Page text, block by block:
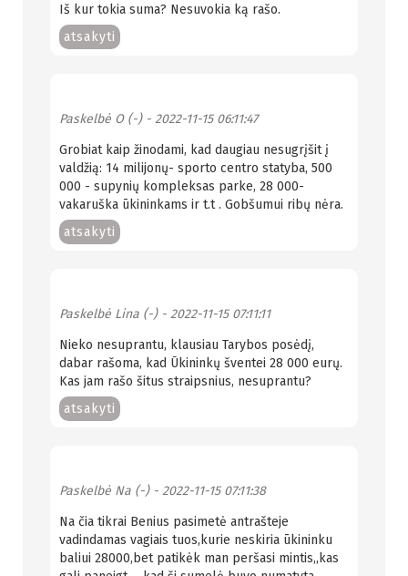
Iš kur tokia suma? Nesuvokia ką rašo.
atsakyti
Paskelbė O (-)- 2022-11-15 06:11:47
Grobiat kaip žinodami, kad daugiau nesugrįšit į
valdžią: 14 milijonų- sporto centro statyba, 500
000 - supynių kompleksas parke, 28 000-
vakaruška ūkininkams ir t.t . Gobšumui ribų nėra.
atsakyti
Paskelbė Lina (-)- 2022-11-15 07:11:11
Nieko nesuprantu, klausiau Tarybos posėdį,
dabar rašoma, kad Ūkininkų šventei 28 000 eurų.
Kas jam rašo šitus straipsnius, nesuprantu?
atsakyti
Paskelbė Na (-)- 2022-11-15 07:11:38
Na čia tikrai Benius pasimetė antrašteje
vadindamas vagiais tuos,kurie neskiria ūkininku
baliui 28000,bet patikėk man peršasi mintis,,kas